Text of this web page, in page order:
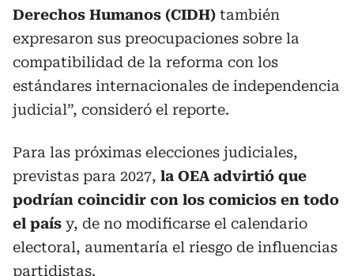
Derechos Humanos (CIDH) también
expresaron sus preocupaciones sobre la
compatibilidad de la reforma con los
estándares internacionales de independencia
judicial”, consideró el reporte.
Para las próximas elecciones judiciales,
previstas para 2027, la OEA advirtió que
podrían coincidir con los comicios en todo
el país y, de no modificarse el calendario
electoral, aumentaría el riesgo de influencias
partidistas.